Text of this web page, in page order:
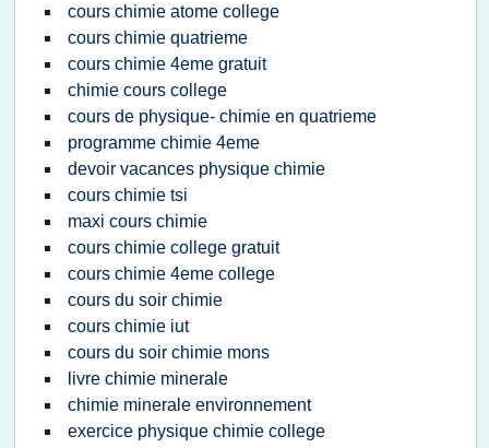
cours chimie atome college
cours chimie quatrieme
cours chimie 4eme gratuit
chimie cours college
cours de physique- chimie en quatrieme
programme chimie 4eme
devoir vacances physique chimie
cours chimie tsi
maxi cours chimie
cours chimie college gratuit
cours chimie 4eme college
cours du soir chimie
cours chimie iut
cours du soir chimie mons
livre chimie minerale
chimie minerale environnement
exercice physique chimie college